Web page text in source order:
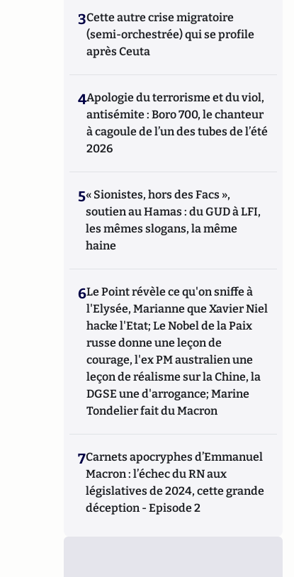
3Cette autre crise migratoire
(semi-orchestrée) qui se profile
après Ceuta
4Apologie du terrorisme et du viol,
antisémite : Boro 700, le chanteur
à cagoule de l’un des tubes de l’été
2026
5« Sionistes, hors des Facs »,
soutien au Hamas : du GUD à LFI,
les mêmes slogans, la même
haine
6Le Point révèle ce qu'on sniffe à
l'Elysée, Marianne que Xavier Niel
hacke l'Etat; Le Nobel de la Paix
russe donne une leçon de
courage, l'ex PM australien une
leçon de réalisme sur la Chine, la
DGSE une d'arrogance; Marine
Tondelier fait du Macron
7Carnets apocryphes d’Emmanuel
Macron : l’échec du RN aux
législatives de 2024, cette grande
déception - Episode 2